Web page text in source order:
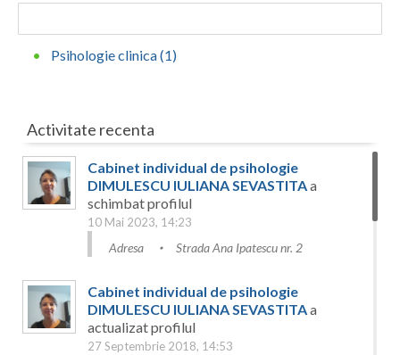
Buzau
Calarasi
Caras-Severin
Constanta
Covasna
Evenimente
Psihologie clinica (1)
Activitate recenta
Cabinet individual de psihologie
DIMULESCU IULIANA SEVASTITAa
schimbat profilul
10 Mai 2023, 14:23
Adresa Strada Ana Ipatescu nr. 2
Cabinet individual de psihologie
DIMULESCU IULIANA SEVASTITAa
actualizat profilul
27 Septembrie 2018, 14:53